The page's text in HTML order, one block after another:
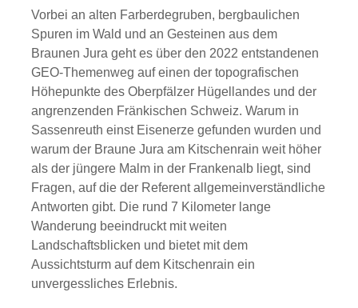
Vorbei an alten Farberdegruben, bergbaulichen
Spuren im Wald und an Gesteinen aus dem
Braunen Jura geht es über den 2022 entstandenen
GEO-Themenweg auf einen der topografischen
Höhepunkte des Oberpfälzer Hügellandes und der
angrenzenden Fränkischen Schweiz. Warum in
Sassenreuth einst Eisenerze gefunden wurden und
warum der Braune Jura am Kitschenrain weit höher
als der jüngere Malm in der Frankenalb liegt, sind
Fragen, auf die der Referent allgemeinverständliche
Antworten gibt. Die rund 7 Kilometer lange
Wanderung beeindruckt mit weiten
Landschaftsblicken und bietet mit dem
Aussichtsturm auf dem Kitschenrain ein
unvergessliches Erlebnis.